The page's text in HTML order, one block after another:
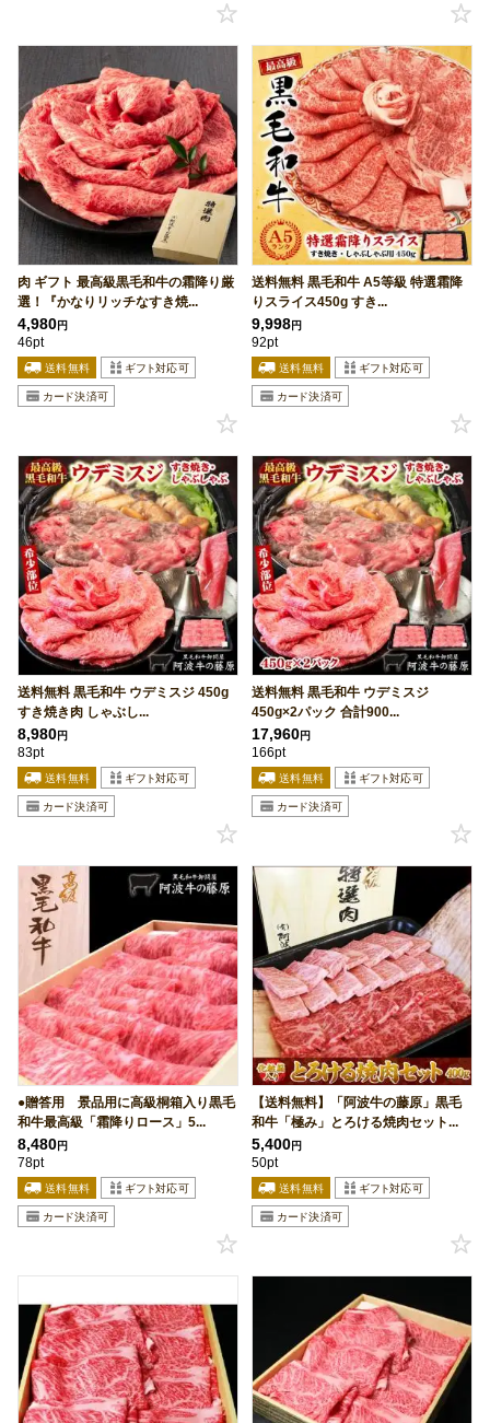
肉 ギフト 最高級黒毛和牛の霜降り厳
選！『かなりリッチなすき焼...
4,980円
46pt
送料無料 黒毛和牛 A5等級 特選霜降
りスライス450g すき...
9,998円
92pt
送料無料 黒毛和牛 ウデミスジ 450g
すき焼き肉 しゃぶし...
8,980円
83pt
送料無料 黒毛和牛 ウデミスジ
450g×2パック 合計900...
17,960円
166pt
●贈答用 景品用に高級桐箱入り黒毛
和牛最高級「霜降りロース」5...
8,480円
78pt
【送料無料】「阿波牛の藤原」黒毛
和牛「極み」とろける焼肉セット...
5,400円
50pt